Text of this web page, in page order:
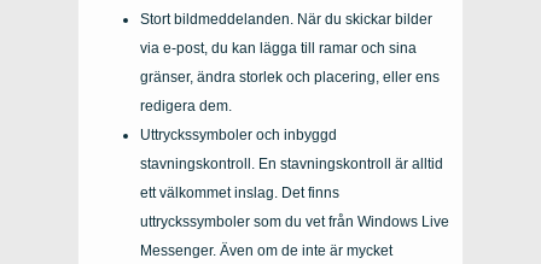
Stort bildmeddelanden. När du skickar bilder
via e-post, du kan lägga till ramar och sina
gränser, ändra storlek och placering, eller ens
redigera dem.
Uttryckssymboler och inbyggd
stavningskontroll. En stavningskontroll är alltid
ett välkommet inslag. Det finns
uttryckssymboler som du vet från Windows Live
Messenger. Även om de inte är mycket